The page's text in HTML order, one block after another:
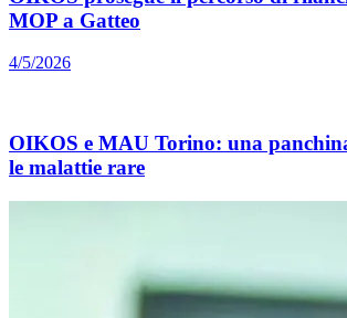
MOP a Gatteo
4/5/2026
OIKOS e MAU Torino: una
le malattie rare